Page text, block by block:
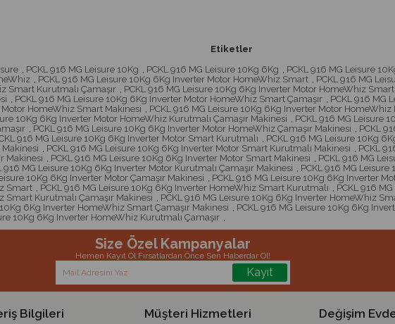
Etiketler
PCKL 916 MG Leisure 10Kg PCKL 916 MG Leisure 10Kg 6Kg PCKL 916 MG Leisure
PCKL 916 MG Leisure 10Kg 6Kg Inverter Motor HomeWhiz Smart PCKL 916 MG
Smart Kurutmalı Çamaşır
PCKL 916 MG Leisure 10Kg 6Kg Inverter Motor HomeWhiz
PCKL 916 MG Leisure 10Kg 6Kg Inverter Motor HomeWhiz Smart Çamaşır
PCKL 916 MG
HomeWhiz Smart Makinesi PCKL 916 MG Leisure 10Kg 6Kg Inverter Motor HomeWhiz
10Kg 6Kg Inverter Motor HomeWhiz Kurutmalı Çamaşır Makinesi PCKL 916 MG Leisure
PCKL 916 MG Leisure 10Kg 6Kg Inverter Motor HomeWhiz Çamaşır Makinesi PCKL
916 MG Leisure 10Kg 6Kg Inverter Motor Smart Kurutmalı PCKL 916 MG Leisure 10Kg
PCKL 916 MG Leisure 10Kg 6Kg Inverter Motor Smart Kurutmalı Makinesi PCKL
Makinesi
PCKL 916 MG Leisure 10Kg 6Kg Inverter Motor Smart Makinesi PCKL 916 MG
916 MG Leisure 10Kg 6Kg Inverter Motor Kurutmalı Çamaşır Makinesi PCKL 916 MG
10Kg 6Kg Inverter Motor Çamaşır Makinesi PCKL 916 MG Leisure 10Kg 6Kg Inverter
Smart
PCKL 916 MG Leisure 10Kg 6Kg Inverter HomeWhiz Smart Kurutmalı PCKL 916
Smart Kurutmalı Çamaşır Makinesi
PCKL 916 MG Leisure 10Kg 6Kg Inverter HomeWhiz
6Kg Inverter HomeWhiz Smart Çamaşır Makinesi PCKL 916 MG Leisure 10Kg 6Kg
10Kg 6Kg Inverter HomeWhiz Kurutmalı Çamaşır
Size Özel Kampanyalar
Hemen Kayıt Ol Fırsatlardan Önce Sen Haberdar Ol!
Kayıt
Bilgileri Müşteri Hizmetleri Değişim